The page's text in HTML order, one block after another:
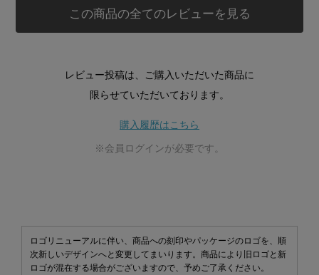
この商品の全てのレビューを見る
レビュー投稿は、ご購入いただいた商品に
限らせていただいております。
購入履歴はこちら
※会員ログインが必要です。
ロゴリニューアルに伴い、商品への刻印やパッケージのロゴを、順
次新しいデザインへと変更してまいります。商品により旧ロゴと新
ロゴが混在する場合がございますので、予めご了承ください。